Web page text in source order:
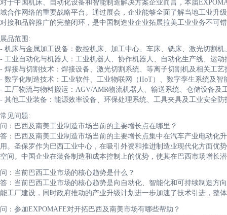
对于中国机床、自动化设备和智能制造解决方案企业而言，本届
域合作网络的重要战略平台。通过展会，企业能够全面了解当地工业升
对接和品牌推广的完整闭环，是中国制造业企业拓展拉美工业业务不可
展品范围:
- 机床与金属加工设备：数控机床、加工中心、车床、铣床、激光切割
- 工业自动化与机器人：工业机器人、协作机器人、自动化生产线、运
- 焊接与切割技术：焊接设备、激光切割系统、等离子切割机及相关工
- 数字化制造技术：工业软件、工业物联网（IIoT）、数字孪生系统及智
- 工厂物流与物料搬运：AGV/AMR物流机器人、输送系统、仓储设备及
- 其他工业装备：能源效率设备、环保处理系统、工具夹具及工业安全
常见问题:
问：巴西及南美工业制造市场当前的主要增长点在哪里？
答：巴西及南美工业制造市场当前的主要增长点集中在汽车产业电动化
用。圣保罗作为巴西工业中心，在吸引外资和推进制造业现代化方面优
空间。中国企业在装备制造和成本控制上的优势，使其在巴西市场增长
问：当前巴西工业市场的核心趋势是什么？
答：当前巴西工业市场的核心趋势是向自动化、智能化和可持续制造方
能工厂建设，同时政府推动的产业升级计划进一步加速了技术引进，整
问：参加EXPOMAFE对开拓巴西及南美市场有哪些帮助？